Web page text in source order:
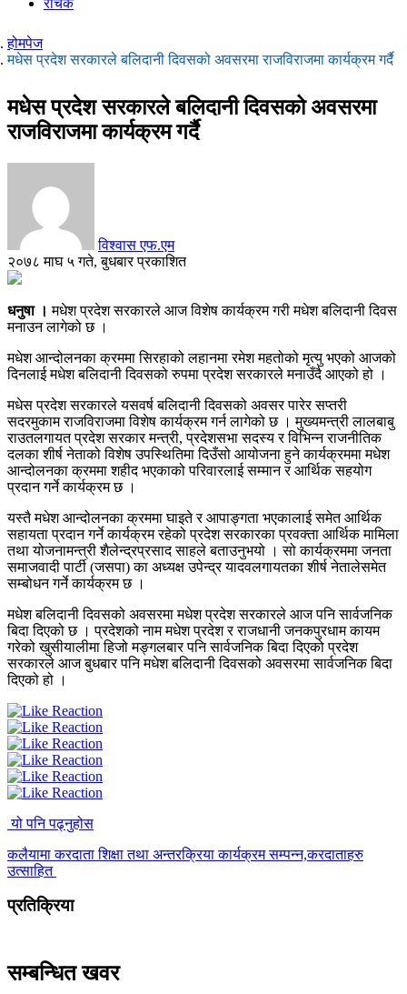
रोचक
होमपेज
मधेस प्रदेश सरकारले बलिदानी दिवसको अवसरमा राजविराजमा कार्यक्रम गर्दै
मधेस प्रदेश सरकारले बलिदानी दिवसको अवसरमा
राजविराजमा कार्यक्रम गर्दै
विश्वास एफ.एम
२०७८ माघ ५ गते, बुधबार प्रकाशित
धनुषा ।मधेश प्रदेश सरकारले आज विशेष कार्यक्रम गरी मधेश बलिदानी दिवस
मनाउन लागेको छ ।
मधेश आन्दोलनका क्रममा सिरहाको लहानमा रमेश महतोको मृत्यु भएको आजको
दिनलाई मधेश बलिदानी दिवसको रुपमा प्रदेश सरकारले मनाउँदै आएको हो ।
मधेस प्रदेश सरकारले यसवर्ष बलिदानी दिवसको अवसर पारेर सप्तरी
सदरमुकाम राजविराजमा विशेष कार्यक्रम गर्न लागेको छ । मुख्यमन्त्री लालबाबु
राउतलगायत प्रदेश सरकार मन्त्री, प्रदेशसभा सदस्य र विभिन्न राजनीतिक
दलका शीर्ष नेताको विशेष उपस्थितिमा दिउँसो आयोजना हुने कार्यक्रममा मधेश
आन्दोलनका क्रममा शहीद भएकाको परिवारलाई सम्मान र आर्थिक सहयोग
प्रदान गर्ने कार्यक्रम छ ।
यस्तै मधेश आन्दोलनका क्रममा घाइते र आपाङ्गता भएकालाई समेत आर्थिक
सहायता प्रदान गर्ने कार्यक्रम रहेको प्रदेश सरकारका प्रवक्ता आर्थिक मामिला
तथा योजनामन्त्री शैलेन्द्रप्रसाद साहले बताउनुभयो । सो कार्यक्रममा जनता
समाजवादी पार्टी (जसपा) का अध्यक्ष उपेन्द्र यादवलगायतका शीर्ष नेतालेसमेत
सम्बोधन गर्ने कार्यक्रम छ ।
मधेश बलिदानी दिवसको अवसरमा मधेश प्रदेश सरकारले आज पनि सार्वजनिक
बिदा दिएको छ । प्रदेशको नाम मधेश प्रदेश र राजधानी जनकपुरधाम कायम
गरेको खुसीयालीमा हिजो मङ्गलबार पनि सार्वजनिक बिदा दिएको प्रदेश
सरकारले आज बुधबार पनि मधेश बलिदानी दिवसको अवसरमा सार्वजनिक बिदा
दिएको हो ।
यो पनि पढ्नुहोस
कलैयामा करदाता शिक्षा तथा अन्तरक्रिया कार्यक्रम सम्पन्न,करदाताहरु
उत्साहित
प्रतिक्रिया
सम्बन्धित खवर